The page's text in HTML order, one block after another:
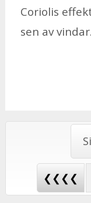
Co­ri­o­lis
sen av vin­dar.
❮❮❮❮